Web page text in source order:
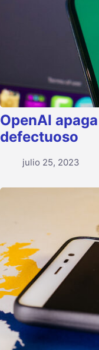
OpenAI
defectuoso
julio 25, 2023